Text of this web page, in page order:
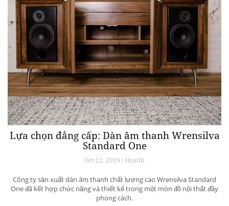
Lựa chọn đẳng cấp: Dàn âm thanh Wrensilva
Standard One
Oct 22, 2019 / Health
Công ty sản xuất dàn âm thanh chất lượng cao Wrensilva Standard
One đã kết hợp chức năng và thiết kế trong một món đồ nội thất đầy
phong cách.